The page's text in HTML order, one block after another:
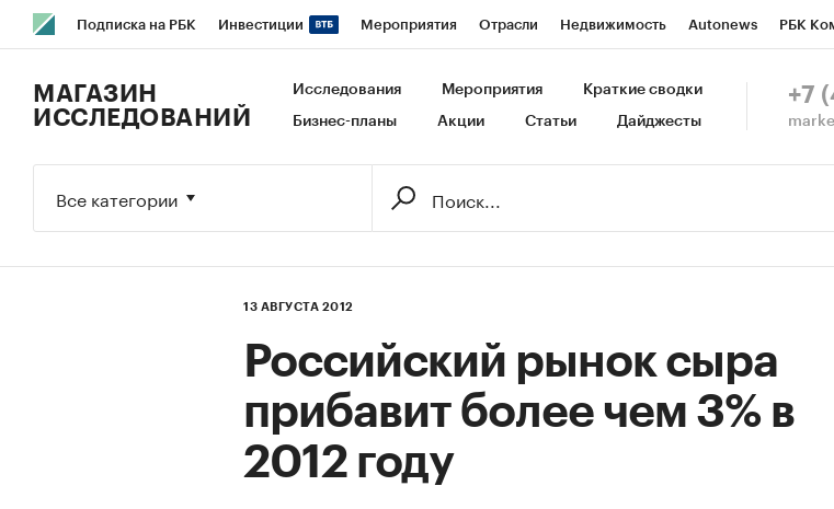
Подписка на РБК Инвестиции Мероприятия Отрасли Недвижимость Autonews РБК
Исследования Кредитные рейтинги Франшизы Газета Спецпроекты СПб Конференции СПб
МАГАЗИН
ИССЛЕДОВАНИЙ
Исследования Мероприятия Краткие сводки
Бизнес-планы Акции Статьи Дайджесты
+7
Все категории
13 АВГУСТА 2012
Российский рынок сыра
прибавит более чем 3% в
2012 году